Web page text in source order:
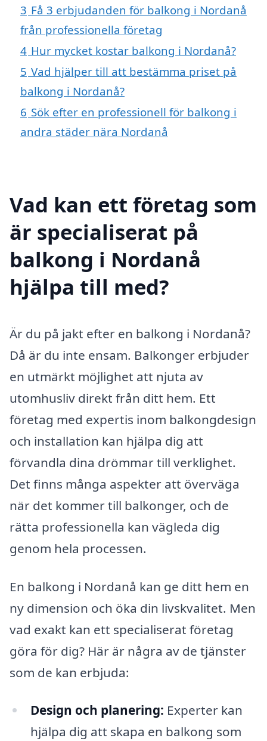
3 Få 3 erbjudanden för balkong i Nordanå
från professionella företag
4 Hur mycket kostar balkong i Nordanå?
5 Vad hjälper till att bestämma priset på
balkong i Nordanå?
6 Sök efter en professionell för balkong i
andra städer nära Nordanå
Vad kan ett företag som
är specialiserat på
balkong i Nordanå
hjälpa till med?
Är du på jakt efter en balkong i Nordanå?
Då är du inte ensam. Balkonger erbjuder
en utmärkt möjlighet att njuta av
utomhusliv direkt från ditt hem. Ett
företag med expertis inom balkongdesign
och installation kan hjälpa dig att
förvandla dina drömmar till verklighet.
Det finns många aspekter att överväga
när det kommer till balkonger, och de
rätta professionella kan vägleda dig
genom hela processen.
En balkong i Nordanå kan ge ditt hem en
ny dimension och öka din livskvalitet. Men
vad exakt kan ett specialiserat företag
göra för dig? Här är några av de tjänster
som de kan erbjuda:
Design och planering: Experter kan
hjälpa dig att skapa en balkong som